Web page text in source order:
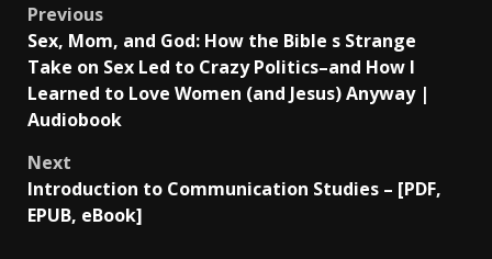
Previous
Sex, Mom, and God: How the Bible s Strange
Take on Sex Led to Crazy Politics–and How I
Learned to Love Women (and Jesus) Anyway |
Audiobook
Next
Introduction to Communication Studies – [PDF,
EPUB, eBook]